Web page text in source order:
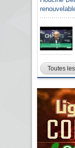
Toutes